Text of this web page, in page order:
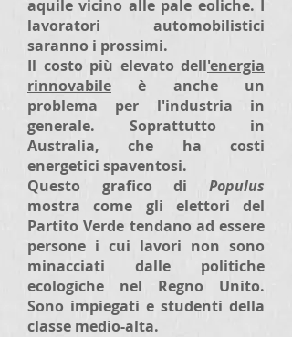
aquile vicino alle pale eoliche. I
lavoratori automobilistici
saranno i prossimi.
Il costo più elevato dell'energia
rinnovabile è anche un
problema per l'industria in
generale. Soprattutto in
Australia, che ha costi
energetici spaventosi.
Questo grafico di Populus
mostra come gli elettori del
Partito Verde tendano ad essere
persone i cui lavori non sono
minacciati dalle politiche
ecologiche nel Regno Unito.
Sono impiegati e studenti della
classe medio-alta.